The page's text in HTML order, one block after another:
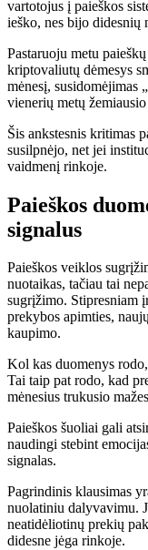
vartotojus į paieškos
ieško, nes bijo didesnių
Pastaruoju metu
kriptovaliutų dėmesys
mėnesį, susidomėjimas
vienerių metų
Šis ankstesnis kritimas
susilpnėjo, net jei
vaidmenį rinkoje.
Paieškos
signalus
Paieškos veiklos
nuotaikas, tačiau tai
sugrįžimo. Stipresniam
prekybos apimties,
kaupimo.
Kol kas duomenys
Tai taip pat rodo, kad
mėnesius trukusio
Paieškos šuoliai gali
naudingi stebint
signalas.
Pagrindinis klausimas
nuolatiniu dalyvavimu.
neatidėliotinų prekių
didesne jėga rinkoje.